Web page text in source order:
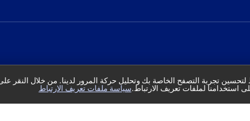
تجربة التصفح الخاصة بك وتحليل حركة المرور لدينا. من خلال النقر
استخدامنا لملفات تعريف الارتباط.سياسة ملفات تعريف الارتباط